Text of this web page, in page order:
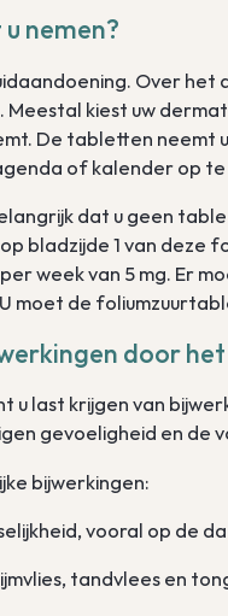
nemen?
Over
Meestal kiest uw
De tabletten neemt
of kalender op
dat u geen
bladzijde 1 van
week van 5 mg. Er
moet de
door
u last krijgen van
gevoeligheid en de
bijwerkingen:
vooral op de
tandvlees en